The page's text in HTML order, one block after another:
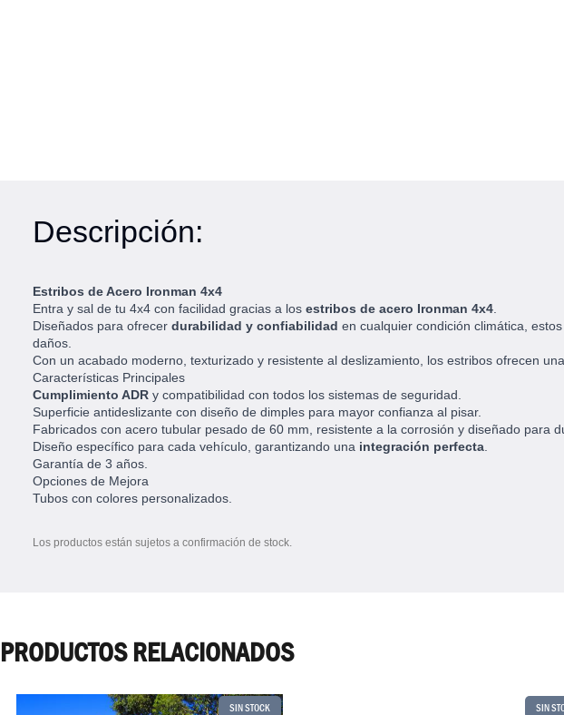
Descripción:
Estribos de Acero Ironman 4x4
Entra y sal de tu 4x4 con facilidad gracias a los estribos de acero Ironman 4x4
Diseñados para ofrecer durabilidad y confiabilidad en cualquier condición climática,
daños.
Con un acabado moderno, texturizado y resistente al deslizamiento, los estribos ofrecen
Características Principales
Cumplimiento ADR y compatibilidad con todos los sistemas de seguridad.
Superficie antideslizante con diseño de dimples para mayor confianza al pisar.
Fabricados con acero tubular pesado de 60 mm, resistente a la corrosión y diseñado para
Diseño específico para cada vehículo, garantizando una integración perfecta
Garantía de 3 años.
Opciones de Mejora
Tubos con colores personalizados.
Los productos están sujetos a confirmación de stock.
PRODUCTOS RELACIONADOS
SIN STOCK SIN